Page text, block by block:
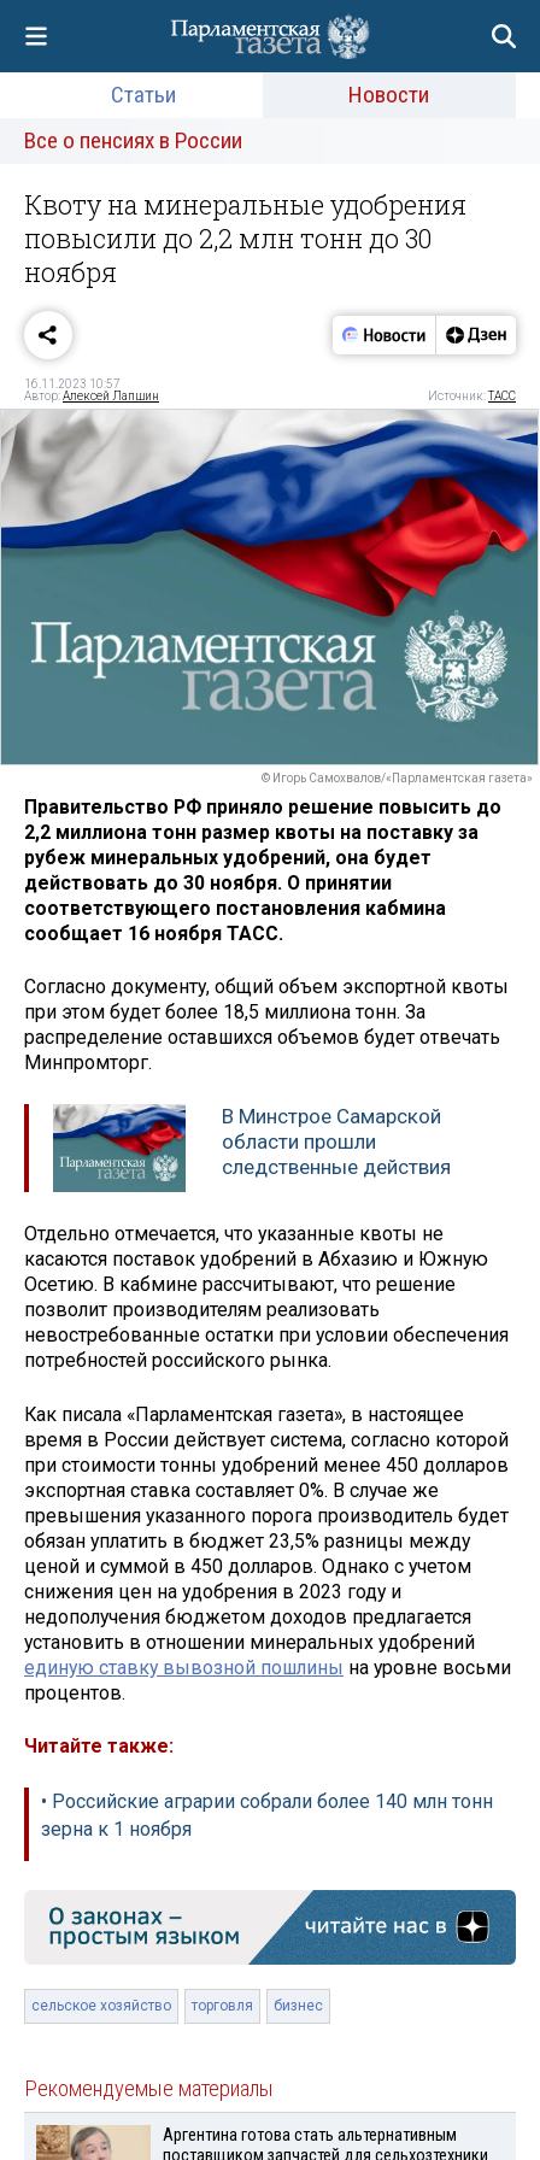
Статьи
Новости
Все о пенсиях в России
Квоту на минеральные удобрения
повысили до 2,2 млн тонн до 30
ноября
16.11.2023 10:57
Автор:Алексей Лапшин Источник:ТАСС
© Игорь Самохвалов/«Парламентская газета»
Правительство РФ приняло решение повысить до
2,2 миллиона тонн размер квоты на поставку за
рубеж минеральных удобрений, она будет
действовать до 30 ноября. О принятии
соответствующего постановления кабмина
сообщает 16 ноября ТАСС.
Согласно документу, общий объем экспортной квоты
при этом будет более 18,5 миллиона тонн. За
распределение оставшихся объемов будет отвечать
Минпромторг.
В Минстрое Самарской
области прошли
следственные действия
Отдельно отмечается, что указанные квоты не
касаются поставок удобрений в Абхазию и Южную
Осетию. В кабмине рассчитывают, что решение
позволит производителям реализовать
невостребованные остатки при условии обеспечения
потребностей российского рынка.
Как писала «Парламентская газета», в настоящее
время в России действует система, согласно которой
при стоимости тонны удобрений менее 450 долларов
экспортная ставка составляет 0%. В случае же
превышения указанного порога производитель будет
обязан уплатить в бюджет 23,5% разницы между
ценой и суммой в 450 долларов. Однако с учетом
снижения цен на удобрения в 2023 году и
недополучения бюджетом доходов предлагается
установить в отношении минеральных удобрений
единую ставку вывозной пошлины на уровне восьми
процентов.
Читайте также:
• Российские аграрии собрали более 140 млн тонн
зерна к 1 ноября
сельское хозяйство торговля бизнес
Рекомендуемые материалы
Аргентина готова стать альтернативным